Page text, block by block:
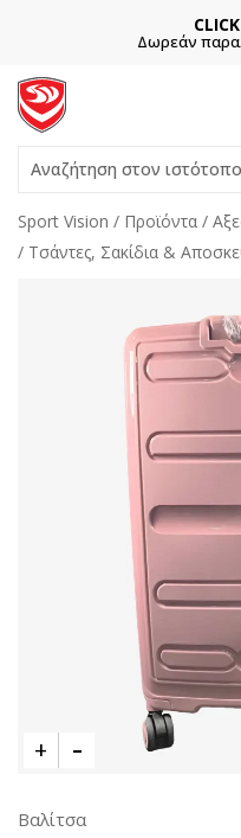
Δωρεάν
Αναζήτηση στον ιστότοπο
Sport Vision Προϊόντα
Τσάντες, Σακίδια &
Βαλίτσα